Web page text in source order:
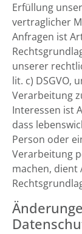
Erfüllung
vertraglicher
Anfragen ist
unserer
lit. c) DSGVO,
Verarbeitung
Interessen ist
dass
Person oder
Verarbeitung
machen, dient